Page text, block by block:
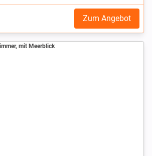
Zum Angebot